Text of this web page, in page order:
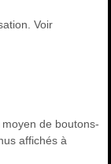
Voir
de boutons-
affichés à